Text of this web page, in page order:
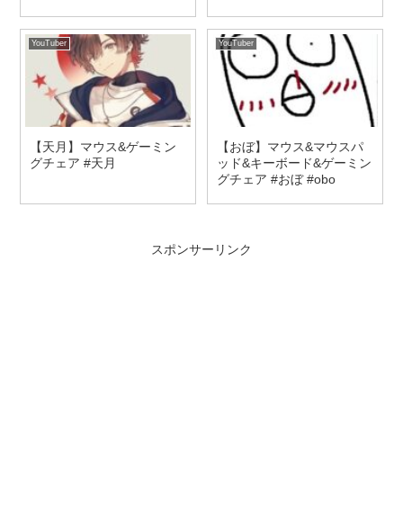
YouTuber
【天月】マウス&ゲーミン
グチェア #天月
YouTuber
【おぼ】マウス&マウスパ
ッド&キーボード&ゲーミン
グチェア #おぼ #obo
スポンサーリンク